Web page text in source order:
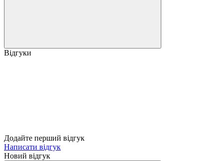
Відгуки
Додайте перший відгук
Написати відгук
Новий відгук